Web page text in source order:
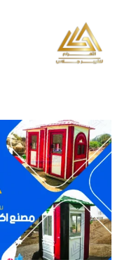
المحتوى